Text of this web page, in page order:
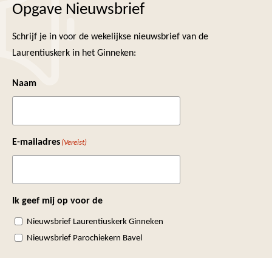
Opgave Nieuwsbrief
Schrijf je in voor de wekelijkse nieuwsbrief van de
Laurentiuskerk in het Ginneken:
Naam
E-mailadres (Vereist)
Ik geef mij op voor de
Nieuwsbrief Laurentiuskerk Ginneken
Nieuwsbrief Parochiekern Bavel